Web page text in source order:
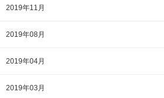
2019年11月
2019年08月
2019年04月
2019年03月